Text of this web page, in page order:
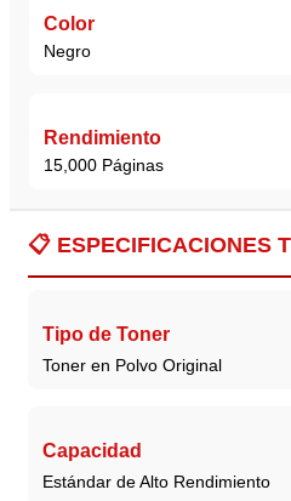
Color
Negro
Rendimiento
15,000 Páginas
📋 ESPECIFICACIONES
Tipo de Toner
Toner en Polvo Original
Capacidad
Estándar de Alto Rendimiento